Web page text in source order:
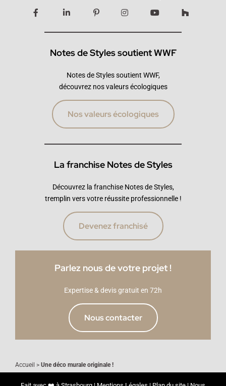
Notes de Styles soutient WWF
Notes de Styles soutient WWF,
découvrez nos valeurs écologiques
Nos valeurs écologiques
La franchise Notes de Styles
Découvrez la franchise Notes de Styles,
tremplin vers votre réussite professionnelle !
Devenez franchisé
Parlez nous de votre projet !
Expertise & devis gratuit en 72h
Nous contacter
Accueil > Une déco murale originale !